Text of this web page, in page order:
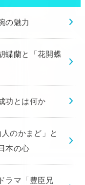
の魅力
蝶蘭と「花開蝶
功とは何か
のかまど」と
本の心
ラマ「豊臣兄